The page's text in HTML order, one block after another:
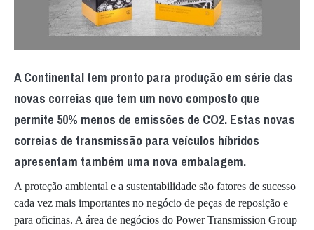
A Continental tem pronto para produção em série das
novas correias que tem um novo composto que
permite 50% menos de emissões de CO2. Estas novas
correias de transmissão para veículos híbridos
apresentam também uma nova embalagem.
A proteção ambiental e a sustentabilidade são fatores de sucesso
cada vez mais importantes no negócio de peças de reposição e
para oficinas. A área de negócios do Power Transmission Group